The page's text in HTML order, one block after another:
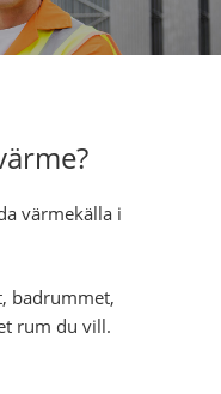
värmekälla i
badrummet,
rum du vill.